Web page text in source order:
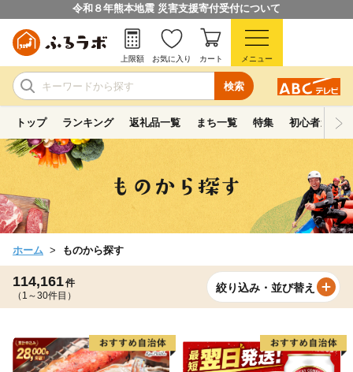
令和８年熊本地震 災害支援寄付受付について
検索
上限額 お気に入り カート メニュー
トップ ランキング 返礼品一覧 まち一覧 特集 初心者ガイド
ホーム ものから探す
114,161件
（1～30件目）
絞り込み・並び替え